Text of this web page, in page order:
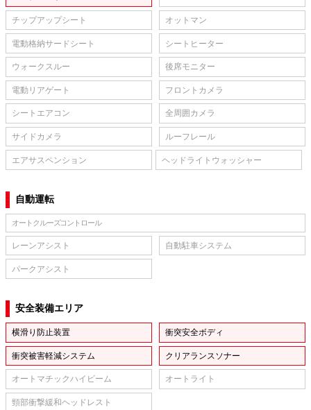
チップアップシート オットマン
電動格納サードシート シートヒーター
ウォークスルー 後席モニター
電動リアゲート フロントカメラ
シートエアコン 全周囲カメラ
サイドカメラ ルーフレール
エアサスペンション ヘッドライトウォッシャー
自動運転
オートクルーズコントロール
レーンアシスト 自動駐車システム
パークアシスト
安全装備エリア
横滑り防止装置 衝突安全ボディ
衝突被害軽減システム クリアランスソナー
オートマチックハイビーム オートライト
頸部衝撃緩和ヘッドレスト